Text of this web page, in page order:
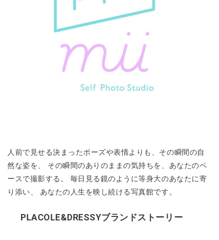
人前で見せる決まったポーズや表情よりも、その瞬間の自
然な姿を、 その瞬間のありのままの気持ちを、あなたのペ
ースで撮影する。 毎日見る鏡のように等身大のあなたに寄
り添い、 あなたの人生を映し続ける写真館です。
PLACOLE&DRESSYブランドストーリー